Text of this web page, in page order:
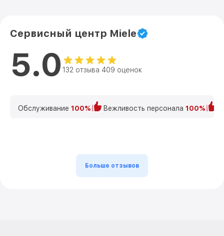
Сервисный центр Miele
5.0 132 отзыва 409 оценок
Обслуживание 100% Вежливость персонала 100%
Больше отзывов